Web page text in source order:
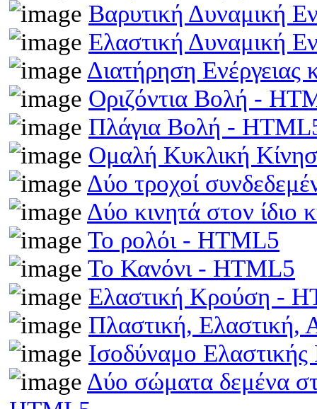
Βαρυτική Δυναμική
Ελαστική Δυναμική
Διατήρηση
Οριζόντια Βολή -
Πλάγια Βολή -
Ομαλή Κυκλική
Δύο τροχοί
Δύο κινητά στον
Το ρολόι - HTML5
Το Κανόνι - HTML5
Ελαστική Κρούση -
Πλαστική,
Ισοδύναμο
Δύο σώματα δεμένα